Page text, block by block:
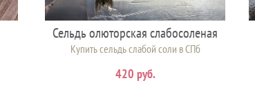
Сельдь олюторская слабосоленая
Купить сельдь слабой соли в СПб
420 руб.